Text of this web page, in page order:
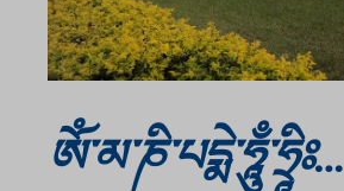
ཨོཾ་མ་ཎི་པདྨེ་ཧཱུྃ་ཧྲཱིཿ…